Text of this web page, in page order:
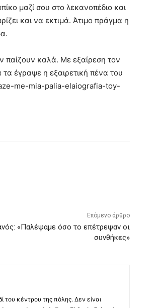
μαζί σου στο λεκανοπέδιο και
και να εκτιμά. Άτιμο πράγμα η
παίζουν καλά. Με εξαίρεση τον
έγραψε η εξαιρετική πένα του
me-mia-palia-elaiografia-toy-
Επόμενο άρθρο
«Παλέψαμε όσο το επέτρεψαν οι
συνθήκες»
του κέντρου της πόλης. Δεν είναι